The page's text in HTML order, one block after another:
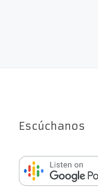
Escúchanos